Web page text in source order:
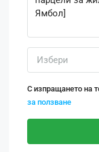
Избери
С изпращането на
за ползване